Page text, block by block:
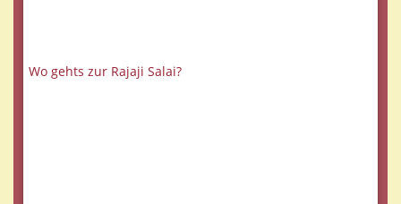
Wo gehts zur Rajaji Salai?